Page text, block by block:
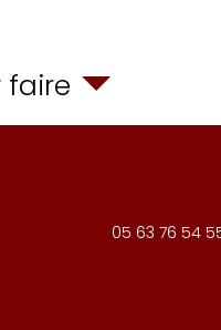
faire
05 63 76 54